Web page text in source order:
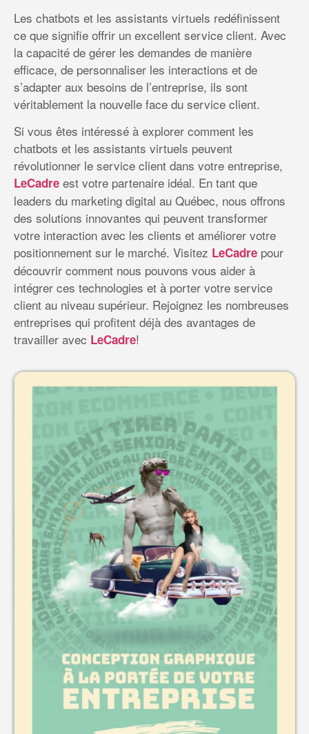
Les chatbots et les assistants virtuels redéfinissent
ce que signifie offrir un excellent service client. Avec
la capacité de gérer les demandes de manière
efficace, de personnaliser les interactions et de
s’adapter aux besoins de l’entreprise, ils sont
véritablement la nouvelle face du service client.
Si vous êtes intéressé à explorer comment les
chatbots et les assistants virtuels peuvent
révolutionner le service client dans votre entreprise,
LeCadre est votre partenaire idéal. En tant que
leaders du marketing digital au Québec, nous offrons
des solutions innovantes qui peuvent transformer
votre interaction avec les clients et améliorer votre
positionnement sur le marché. Visitez LeCadre pour
découvrir comment nous pouvons vous aider à
intégrer ces technologies et à porter votre service
client au niveau supérieur. Rejoignez les nombreuses
entreprises qui profitent déjà des avantages de
travailler avec LeCadre!